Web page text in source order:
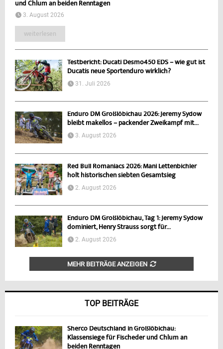
und Chlum an beiden Renntagen
3. August 2026
weiterlesen
Testbericht: Ducati Desmo450 EDS – wie gut ist
Ducatis neue Sportenduro wirklich?
31. Juli 2026
Enduro DM Großlöbichau 2026: Jeremy Sydow
bleibt makellos – packender Zweikampf mit...
3. August 2026
Red Bull Romaniacs 2026: Mani Lettenbichler
holt historischen siebten Gesamtsieg
2. August 2026
Enduro DM Großlöbichau, Tag 1: Jeremy Sydow
dominiert, Henry Strauss sorgt für...
2. August 2026
MEHR BEITRÄGE ANZEIGEN
TOP BEITRÄGE
Sherco Deutschland in Großlöbichau:
Klassensiege für Fischeder und Chlum an